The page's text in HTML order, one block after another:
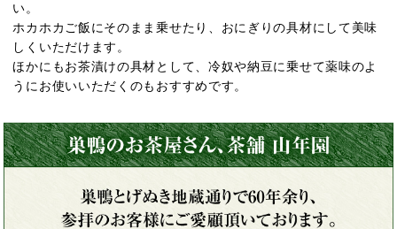
い。
ホカホカご飯にそのまま乗せたり、おにぎりの具材にして美味
しくいただけます。
ほかにもお茶漬けの具材として、冷奴や納豆に乗せて薬味のよ
うにお使いいただくのもおすすめです。